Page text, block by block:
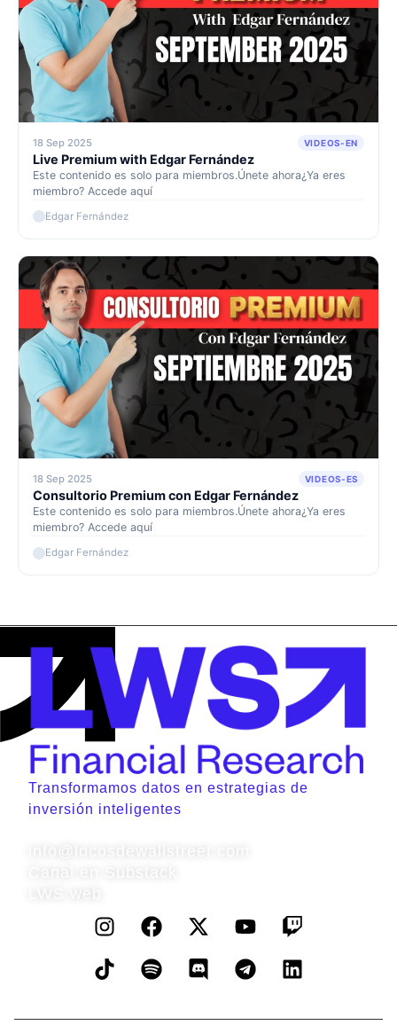
18 Sep 2025 VIDEOS-EN
Live Premium with Edgar Fernández
Este contenido es solo para miembros.Únete ahora¿Ya eres
miembro? Accede aquí
Edgar Fernández
18 Sep 2025 VIDEOS-ES
Consultorio Premium con Edgar Fernández
Este contenido es solo para miembros.Únete ahora¿Ya eres
miembro? Accede aquí
Edgar Fernández
Transformamos datos en estrategias de
inversión inteligentes
info@locosdewallstreet.com